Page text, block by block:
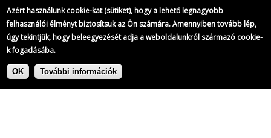
Azért használunk cookie-kat (sütiket), hogy a lehető legnagyobb
felhasználói élményt biztosítsuk az Ön számára. Amennyiben tovább lép,
úgy tekintjük, hogy beleegyezését adja a weboldalunkról származó cookie-
k fogadásába.
OK További információk
Ugrás
Címke: